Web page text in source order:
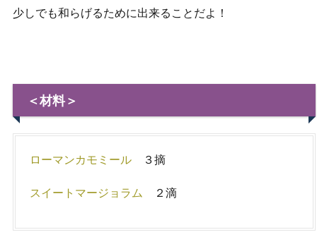
少しでも和らげるために出来ることだよ！
＜材料＞
ローマンカモミール ３摘
スイートマージョラム ２滴